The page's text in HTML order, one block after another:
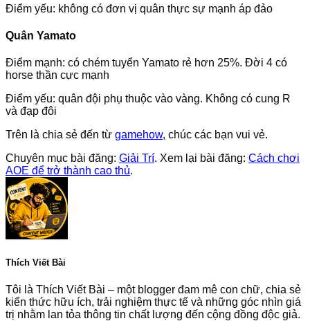
Điểm yếu: không có đơn vị quân thực sự mạnh áp đảo
Quân Yamato
Điểm mạnh: có chém tuyển Yamato rẻ hơn 25%. Đời 4 có
horse thần cực mạnh
Điểm yếu: quân đội phụ thuộc vào vàng. Không có cung R
và đạp đôi
Trên là chia sẻ đến từ gamehow, chúc các bạn vui vẻ.
Chuyên mục bài đăng: Giải Trí. Xem lại bài đăng: Cách chơi
AOE để trở thành cao thủ.
Thích Viết Bài
Tôi là Thích Viết Bài – một blogger đam mê con chữ, chia sẻ
kiến thức hữu ích, trải nghiệm thực tế và những góc nhìn giá
trị nhằm lan tỏa thông tin chất lượng đến cộng đồng độc giả.